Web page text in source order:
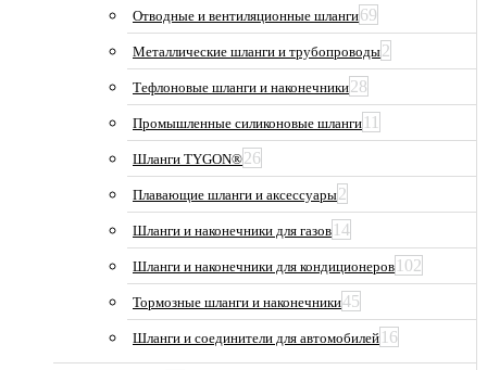
Отводные и вентиляционные шланги69
Металлические шланги и трубопроводы2
Тефлоновые шланги и наконечники28
Промышленные силиконовые шланги 11
Шланги TYGON®26
Плавающие шланги и аксессуары2
Шланги и наконечники для газов 14
Шланги и наконечники для кондиционеров 102
Тормозные шланги и наконечники45
Шланги и соединители для автомобилей 16